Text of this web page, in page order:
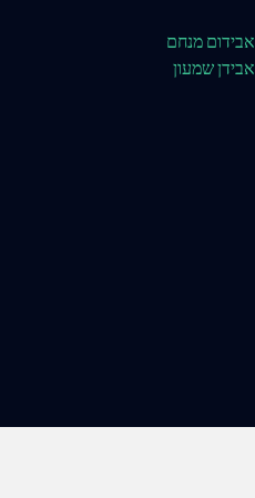
אבידום מנחם
אבידן שמעון